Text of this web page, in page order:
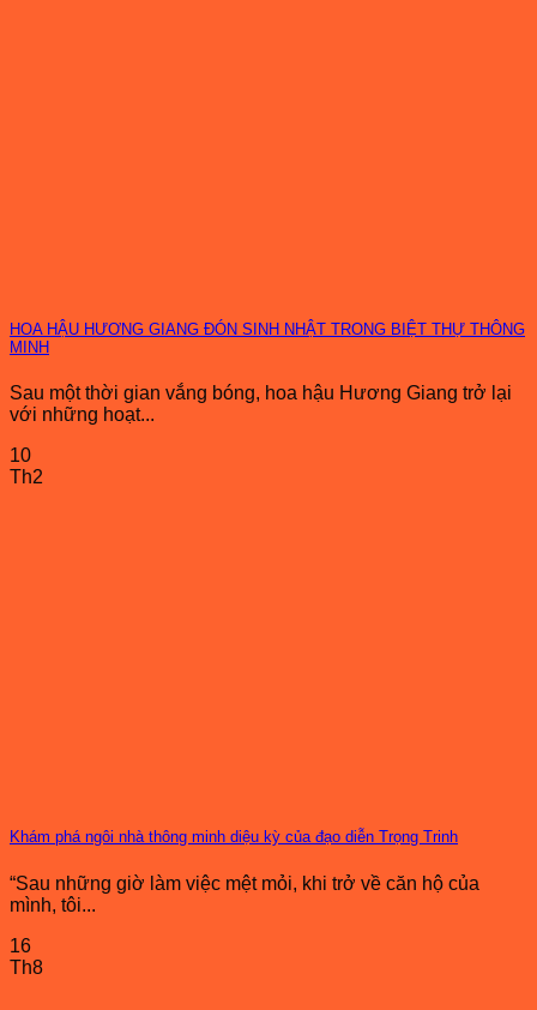
HOA HẬU HƯƠNG GIANG ĐÓN SINH NHẬT TRONG BIỆT THỰ THÔNG
MINH
Sau một thời gian vắng bóng, hoa hậu Hương Giang trở lại
với những hoạt...
10
Th2
Khám phá ngôi nhà thông minh diệu kỳ của đạo diễn Trọng Trinh
“Sau những giờ làm việc mệt mỏi, khi trở về căn hộ của
mình, tôi...
16
Th8